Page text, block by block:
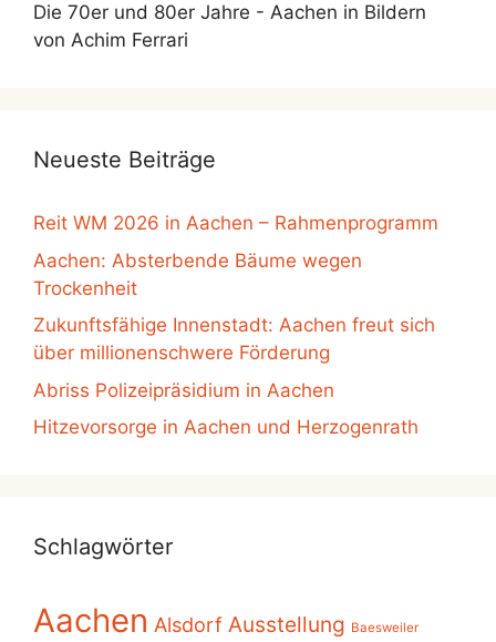
Die 70er und 80er Jahre - Aachen in Bildern
von Achim Ferrari
Neueste Beiträge
Reit WM 2026 in Aachen – Rahmenprogramm
Aachen: Absterbende Bäume wegen
Trockenheit
Zukunftsfähige Innenstadt: Aachen freut sich
über millionenschwere Förderung
Abriss Polizeipräsidium in Aachen
Hitzevorsorge in Aachen und Herzogenrath
Schlagwörter
Aachen Alsdorf Ausstellung Baesweiler